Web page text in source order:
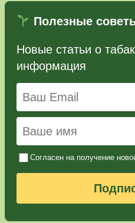
Полезные
Новые статьи о
информация
Согласен на получение